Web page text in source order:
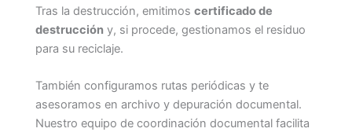
Tras la destrucción, emitimos certificado de
destrucción y, si procede, gestionamos el residuo
para su reciclaje.
También configuramos rutas periódicas y te
asesoramos en archivo y depuración documental.
Nuestro equipo de coordinación documental facilita